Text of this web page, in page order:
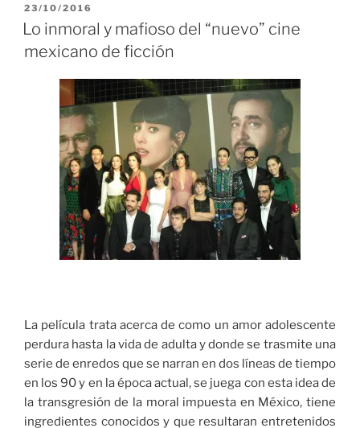
PUBLICADO
EL
23/10/2016
Lo inmoral y mafioso del “nuevo” cine
mexicano de ficción
La película trata acerca de como un amor adolescente
perdura hasta la vida de adulta y donde se trasmite una
serie de enredos que se narran en dos líneas de tiempo
en los 90 y en la época actual, se juega con esta idea de
la transgresión de la moral impuesta en México, tiene
ingredientes conocidos y que resultaran entretenidos